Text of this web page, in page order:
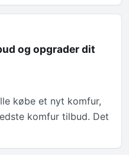
og opgrader dit
købe et nyt komfur,
komfur tilbud. Det